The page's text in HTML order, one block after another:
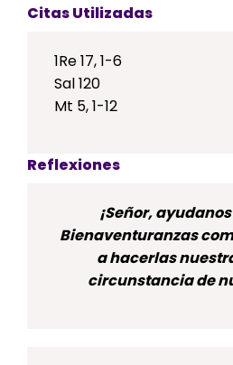
Citas Utilizadas
1Re 17, 1-6
Sal 120
Mt 5, 1-12
Reflexiones
¡Señor,
Bienaventuranzas
a hacerlas
circunstancia de